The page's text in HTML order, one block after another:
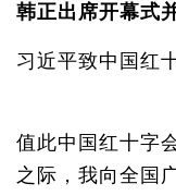
韩正出席开幕式
习近平致中国红
值此中国红十字
之际，我向全国